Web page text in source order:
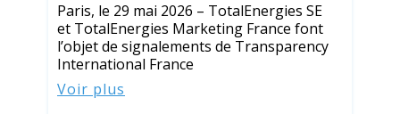
Paris, le 29 mai 2026 – TotalEnergies SE
et TotalEnergies Marketing France font
l’objet de signalements de Transparency
International France
Voir plus